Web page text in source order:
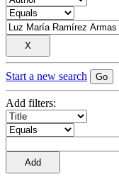
Start a new search
Add filters: